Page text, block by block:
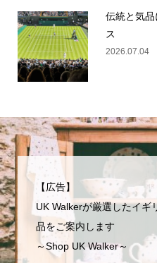
伝統と気
ス
2026.07.04
【広告】
UK Walkerが厳選したイギ
品をご案内します
～Shop UK Walker～